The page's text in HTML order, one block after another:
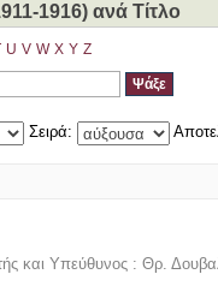
1916) ανά Τίτλο
U V W X Y Z
Σειρά:
και Υπεύθυνος : Θρ.